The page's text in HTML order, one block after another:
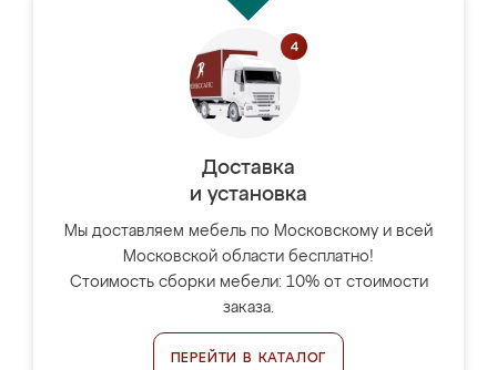
Доставка
и установка
Мы доставляем мебель по Московскому и всей
Московской области бесплатно!
Стоимость сборки мебели: 10% от стоимости
заказа.
ПЕРЕЙТИ В КАТАЛОГ